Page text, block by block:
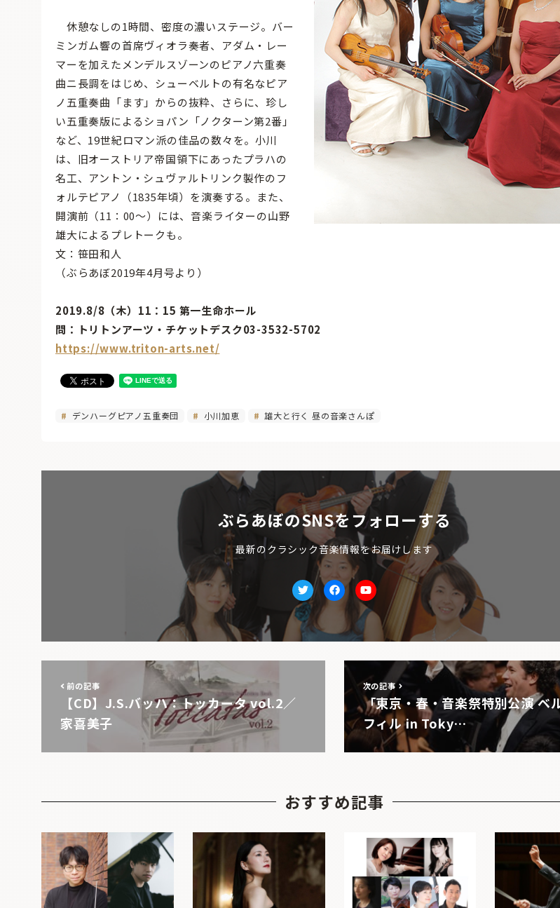
休憩なしの1時間、密度の濃いステージ。バー
ミンガム響の首席ヴィオラ奏者、アダム・レー
マーを加えたメンデルスゾーンのピアノ六重奏
曲ニ長調をはじめ、シューベルトの有名なピア
ノ五重奏曲「ます」からの抜粋、さらに、珍し
い五重奏版によるショパン「ノクターン第2番」
など、19世紀ロマン派の佳品の数々を。小川
は、旧オーストリア帝国領下にあったプラハの
名工、アントン・シュヴァルトリンク製作のフ
ォルテピアノ（1835年頃）を演奏する。また、
開演前（11：00〜）には、音楽ライターの山野
雄大によるプレトークも。
文：笹田和人
（ぶらあぼ2019年4月号より）
2019.8/8（木）11：15 第一生命ホール
問：トリトンアーツ・チケットデスク03-3532-5702
https://www.triton-arts.net/
デンハーグピアノ五重奏団 小川加恵 雄大と行く 昼の音楽さんぽ
ぶらあぼのSNSをフォローする
最新のクラシック音楽情報をお届けします
TwitterfacebookYoutube
前の記事
【CD】J.S.バッハ：トッカータ vol.2／
家喜美子
次の記事
「東京・春・⾳楽祭特別公演 ベ
フィル in Toky…
おすすめ記事